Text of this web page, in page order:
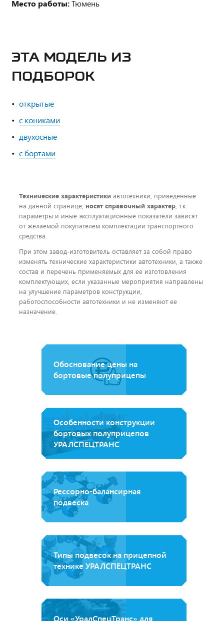
Место работы:Тюмень
ЭТА МОДЕЛЬ ИЗ
ПОДБОРОК
открытые
с кониками
двухосные
с бортами
Технические характеристики автотехники, приведенные
на данной странице, носят справочный характер, т.к.
параметры и иные эксплуатационные показатели зависят
от желаемой покупателем комплектации транспортного
средства.
При этом завод-изготовитель оставляет за собой право
изменять технические характеристики автотехники, а также
состав и перечень применяемых для ее изготовления
комплектующих, если указанные мероприятия направлены
на улучшение параметров конструкции,
работоспособности автотехники и не изменяют ее
назначение.
Обоснование цены на
бортовые полуприцепы
Особенности конструкции
бортовых полуприцепов
УРАЛСПЕЦТРАНС
Рессорно-балансирная
подвеска
Типы подвесок на прицепной
технике УРАЛСПЕЦТРАНС
Оси «УралСпецТранс» для